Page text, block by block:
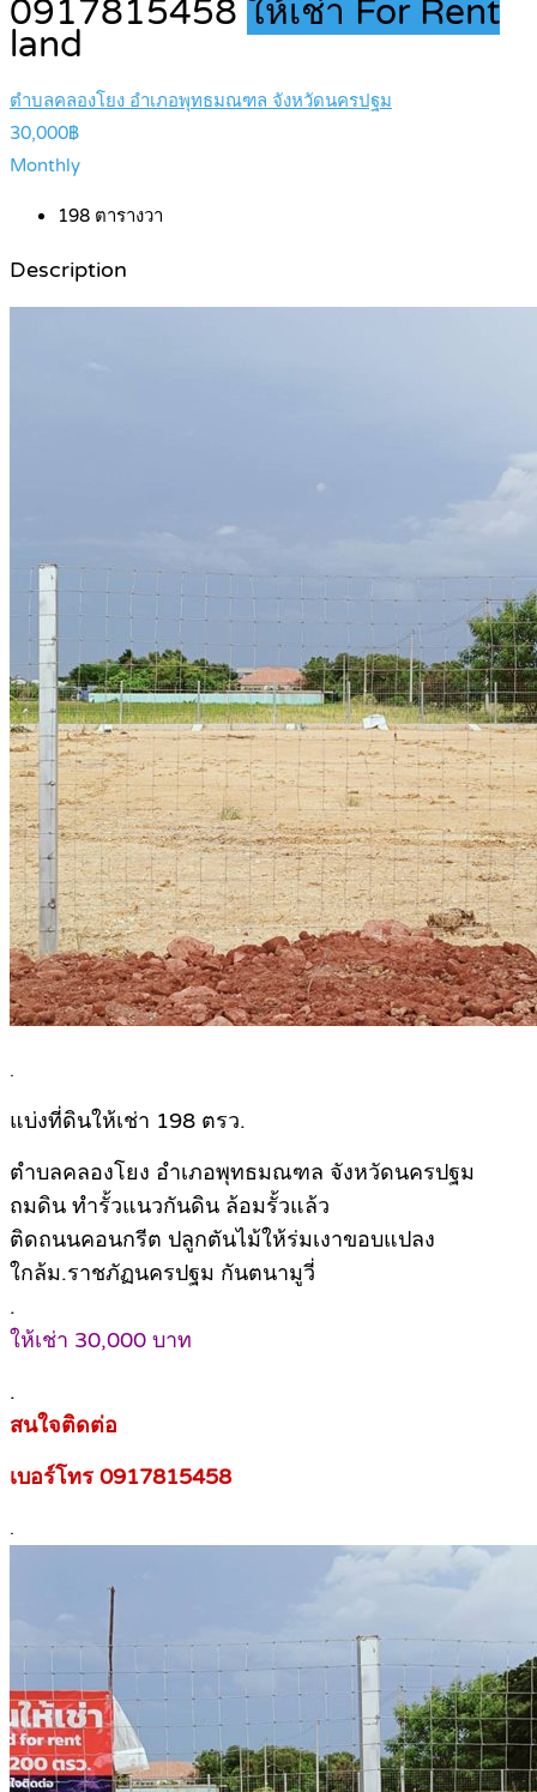
0917815458 ให้เช่า For Rent
land
ตำบลคลองโยง อำเภอพุทธมณฑล จังหวัดนครปฐม
30,000฿
Monthly
198 ตารางวา
Description
.
แบ่งที่ดินให้เช่า 198 ตรว.
ตำบลคลองโยง อำเภอพุทธมณฑล จังหวัดนครปฐม
ถมดิน ทำรั้วแนวกันดิน ล้อมรั้วแล้ว
ติดถนนคอนกรีต ปลูกตันไม้ให้ร่มเงาขอบแปลง
ใกล้ม.ราชภัฏนครปฐม กันตนามูวี่
.
ให้เช่า 30,000 บาท
.
สนใจติดต่อ
เบอร์โทร 0917815458
.